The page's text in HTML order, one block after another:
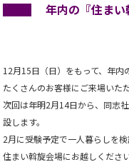
年内の『住ま
12月15日（日）をもって、年内
たくさんのお客様にご来場いた
次回は年明2月14日から、同志
設します。
2月に受験予定で一人暮らしを
住まい斡旋会場にお越しくださ